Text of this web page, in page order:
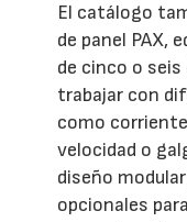
El catálogo
de panel PAX,
de cinco o
trabajar con
como
velocidad o
diseño
opcionales